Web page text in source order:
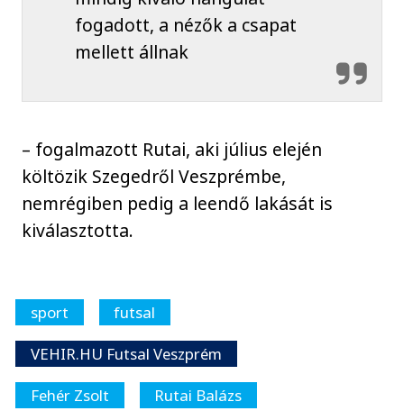
fogadott, a nézők a csapat
mellett állnak
– fogalmazott Rutai, aki július elején
költözik Szegedről Veszprémbe,
nemrégiben pedig a leendő lakását is
kiválasztotta.
sport
futsal
VEHIR.HU Futsal Veszprém
Fehér Zsolt
Rutai Balázs